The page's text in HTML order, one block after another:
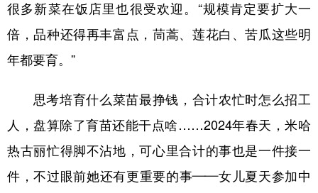
很多新菜在饭店里也很受欢迎。“规模肯定要扩大一
倍，品种还得再丰富点，茼蒿、莲花白、苦瓜这些明
年都要育。”
思考培育什么菜苗最挣钱，合计农忙时怎么招工
人，盘算除了育苗还能干点啥……2024年春天，米哈
热古丽忙得脚不沾地，可心里合计的事也是一件接一
件，不过眼前她还有更重要的事——女儿夏天参加中